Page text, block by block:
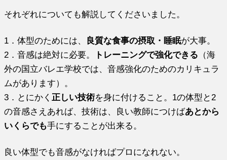
それぞれについても解説してくださいました。
1．体型のためには、 良質な食事の摂取・睡眠が大事。
2．音感は絶対に必要。
トレーニングで強化できる （海
外の国立バレエ学校では、音感強化のためのカリキュラ
ムがあります）。
3．とにかく 正しい技術を身に付けること。1の体型と2
の音感さえあれば、技術は、良い教師につけばあとから
いくらでも手にすることが出来る。
良い体型でも音感がなければプロになれない。